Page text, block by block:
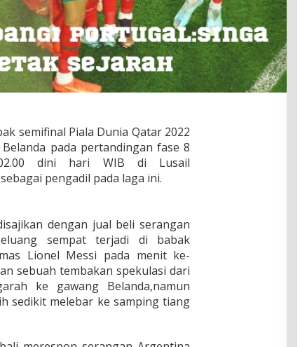
semifinal Piala Dunia Qatar 2022
pada pertandingan fase 8
dini hari WIB di Lusail
pengadil pada laga ini.
dengan jual beli serangan
sempat terjadi di babak
Lionel Messi pada menit ke-
sebuah tembakan spekulasi dari
ke gawang Belanda,namun
sedikit melebar ke samping tiang